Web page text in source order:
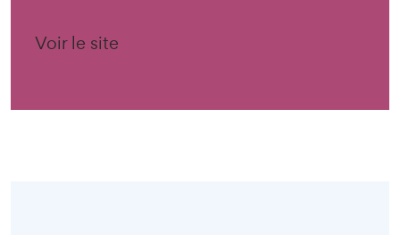
Voir le site